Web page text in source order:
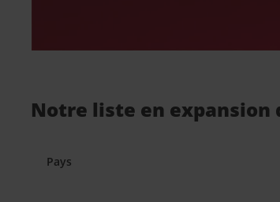
Notre liste en expansion
Pays